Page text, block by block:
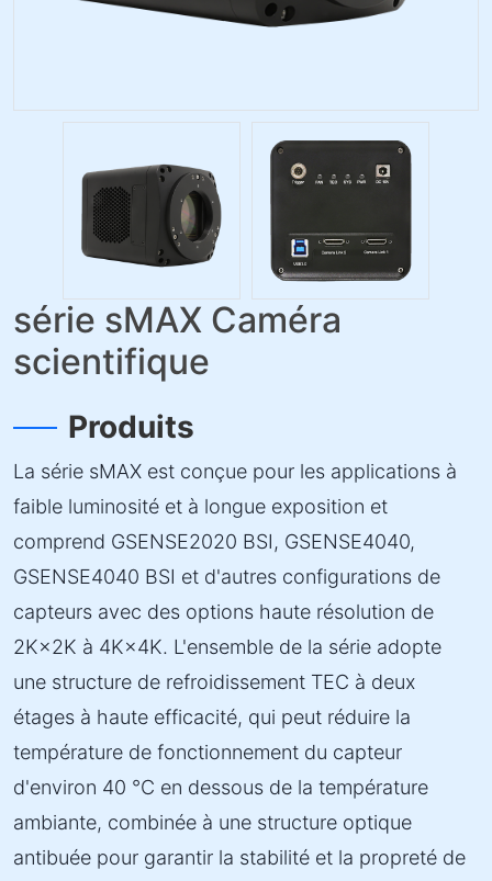
série sMAX Caméra
scientifique
Produits
La série sMAX est conçue pour les applications à
faible luminosité et à longue exposition et
comprend GSENSE2020 BSI, GSENSE4040,
GSENSE4040 BSI et d'autres configurations de
capteurs avec des options haute résolution de
2K×2K à 4K×4K. L'ensemble de la série adopte
une structure de refroidissement TEC à deux
étages à haute efficacité, qui peut réduire la
température de fonctionnement du capteur
d'environ 40 °C en dessous de la température
ambiante, combinée à une structure optique
antibuée pour garantir la stabilité et la propreté de